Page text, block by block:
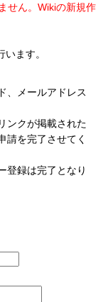
せん。Wikiの新規作
ます。
、メールアドレス
ンクが掲載された
請を完了させてく
登録は完了となり